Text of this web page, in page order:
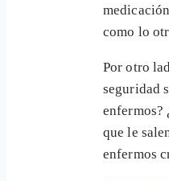
como lo
Por otro
seguridad
enfermos?
que le
enfermos